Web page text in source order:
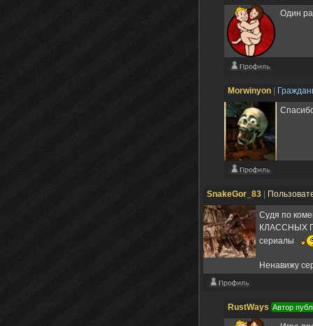
Один
Morwinyon
SnakeGor_83
Судя по
КЛАССНЫХ
сериалы
Ненавижу
RustWays Автор